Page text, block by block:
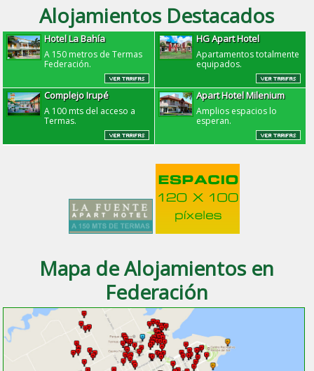
Alojamientos Destacados
Hotel La Bahía
A 150 metros de Termas
Federación.
HG Apart Hotel
Apartamentos totalmente
equipados.
Complejo Irupé
A 100 mts del acceso a
Termas.
Apart Hotel Milenium
Amplios espacios lo
esperan.
Mapa de Alojamientos en
Federación